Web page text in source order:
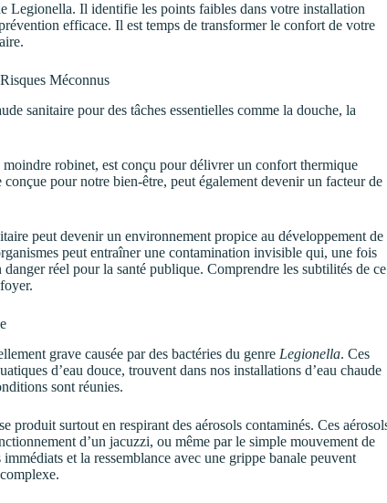
Legionella. Il identifie les points faibles dans votre installation
efficace. Il est temps de transformer le confort de votre
Méconnus
sanitaire pour des tâches essentielles comme la douche, la
robinet, est conçu pour délivrer un confort thermique
pour notre bien-être, peut également devenir un facteur de
peut devenir un environnement propice au développement de
peut entraîner une contamination invisible qui, une fois
réel pour la santé publique. Comprendre les subtilités de ce
grave causée par des bactéries du genre Legionella. Ces
d’eau douce, trouvent dans nos installations d’eau chaude
sont réunies.
produit surtout en respirant des aérosols contaminés. Ces
d’un jacuzzi, ou même par le simple mouvement de
et la ressemblance avec une grippe banale peuvent